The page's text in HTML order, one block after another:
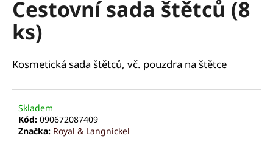
Cestovní sada štětců (8
ks)
Kosmetická sada štětců, vč. pouzdra na štětce
Skladem
Kód: 090672087409
Značka: Royal & Langnickel
a
j
t
HLEDAT